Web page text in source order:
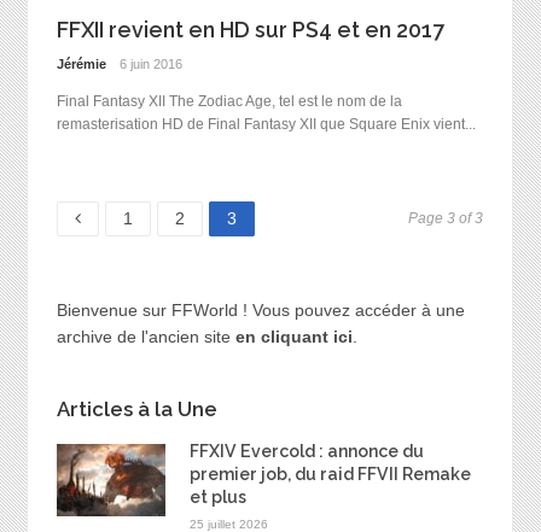
FFXII revient en HD sur PS4 et en 2017
Jérémie 6 juin 2016
Final Fantasy XII The Zodiac Age, tel est le nom de la
remasterisation HD de Final Fantasy XII que Square Enix vient...
Page
1 Page
2 Page
3 Page 3 of 3
Bienvenue sur FFWorld ! Vous pouvez accéder à une
archive de l'ancien site en cliquant ici.
Articles à la Une
FFXIV Evercold : annonce du
premier job, du raid FFVII Remake
et plus
25 juillet 2026